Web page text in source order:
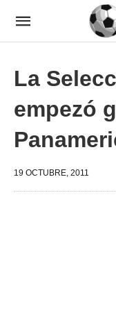
La
empezó
19 OCTUBRE, 2011